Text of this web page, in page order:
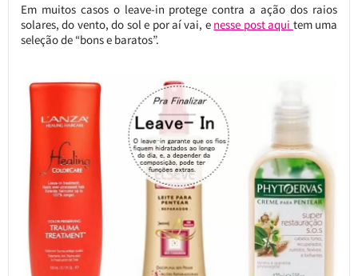
Em muitos casos o leave-in protege contra a ação dos raios
solares, do vento, do sol e por aí vai, e nesse post aqui tem uma
seleção de “bons e baratos”.